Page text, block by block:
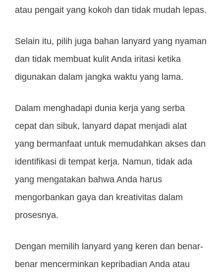
atau pengait yang kokoh dan tidak mudah lepas.
Selain itu, pilih juga bahan lanyard yang nyaman
dan tidak membuat kulit Anda iritasi ketika
digunakan dalam jangka waktu yang lama.
Dalam menghadapi dunia kerja yang serba
cepat dan sibuk, lanyard dapat menjadi alat
yang bermanfaat untuk memudahkan akses dan
identifikasi di tempat kerja. Namun, tidak ada
yang mengatakan bahwa Anda harus
mengorbankan gaya dan kreativitas dalam
prosesnya.
Dengan memilih lanyard yang keren dan benar-
benar mencerminkan kepribadian Anda atau